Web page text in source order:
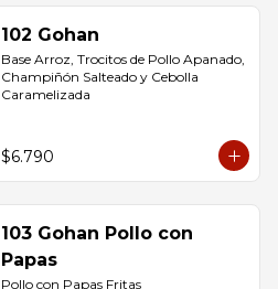
102 Gohan
Base Arroz, Trocitos de Pollo Apanado,
Champiñón Salteado y Cebolla
Caramelizada
$6.790
103 Gohan Pollo con
Papas
Pollo con Papas Fritas